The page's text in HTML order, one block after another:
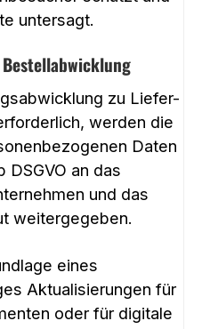
untersagt.
zu Liefer-
werden die
Daten
DSGVO an das
und das
weitergegeben.
eines
Aktualisierungen für
oder für digitale